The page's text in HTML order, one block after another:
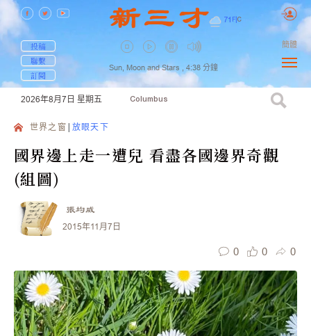
71 F| C
投稿
聯繫
訂閱
Sun, Moon and Stars , 4:38 分鐘
簡體
2026年8月7日 星期五 Columbus
世界之窗 放眼天下
國界邊上走一遭兒 看盡各國邊界奇觀
(組圖)
張均威
2015年11月7日
0 0 0